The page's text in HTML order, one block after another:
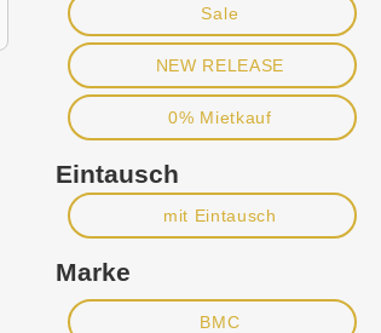
Sale
NEW RELEASE
0% Mietkauf
Eintausch
mit Eintausch
Marke
BMC